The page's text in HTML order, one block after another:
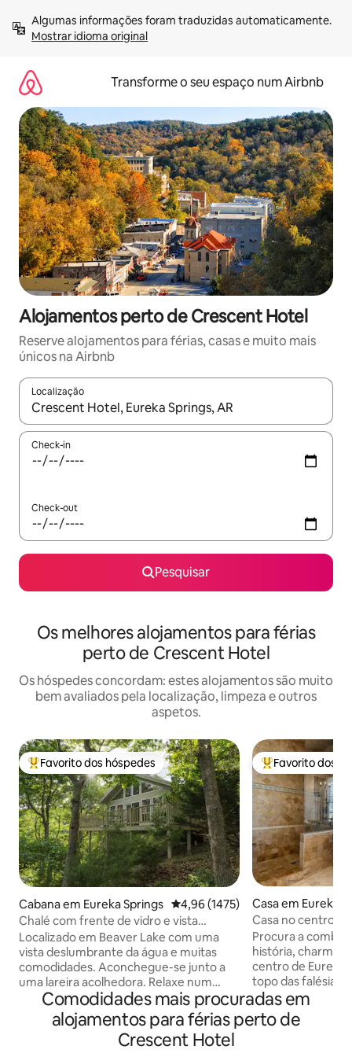
para
Mostrar idioma original
Transforme o seu espaço num Airbnb
Alojamentos perto de Crescent Hotel
Reserve alojamentos para férias, casas e muito mais
únicos na Airbnb
Localização
Quando os resultados estiverem disponíveis, navegue com
Check-in
Check-out
Pesquisar
Os melhores alojamentos para férias
perto de Crescent Hotel
Os hóspedes concordam: estes alojamentos são muito
bem avaliados pela localização, limpeza e outros
aspetos.
Favoritos dos hóspedes mais apreciados
Favorito dos hóspedes
Cabana em Eureka Springs Classificação média de 4,96 em
4,96 (1475)
Chalé com frente de vidro e vista
deslumbrante para o lago
Localizado em Beaver Lake com uma
vista deslumbrante da água e muitas
comodidades. Aconchegue-se junto a
uma lareira acolhedora. Relaxe num
jacúzi para dois à luz de velas (não é uma
banheira de hidromassagem) com vista
para a bela paisagem das Montanhas
Favoritos dos
Favorito dos
Casa em Eureka
Casa no centro
estacionamento!
banheira de
Procura a
história, charme
centro de Eureka
topo das falésias,
acima da Spring
oferece vistas
cidade e um
Comodidades mais procuradas em
alojamentos para férias perto de
Crescent Hotel